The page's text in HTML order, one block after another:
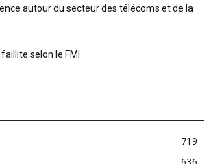
autour du secteur des télécoms et de la
selon le FMI
719
636